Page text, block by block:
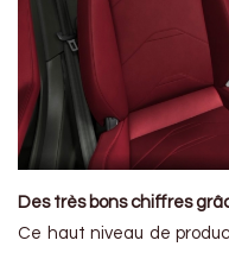
Des très bons chiffres
Ce haut niveau de